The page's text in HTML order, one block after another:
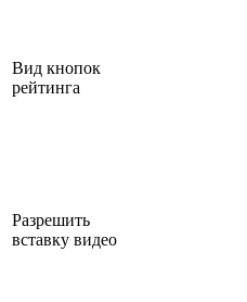
Вид кнопок
рейтинга
Разрешить
вставку видео